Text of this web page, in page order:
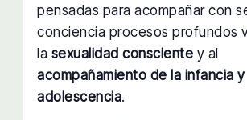
pensadas para acompañar con
conciencia procesos profundos
la sexualidad consciente y al
acompañamiento de la infancia y
adolescencia.